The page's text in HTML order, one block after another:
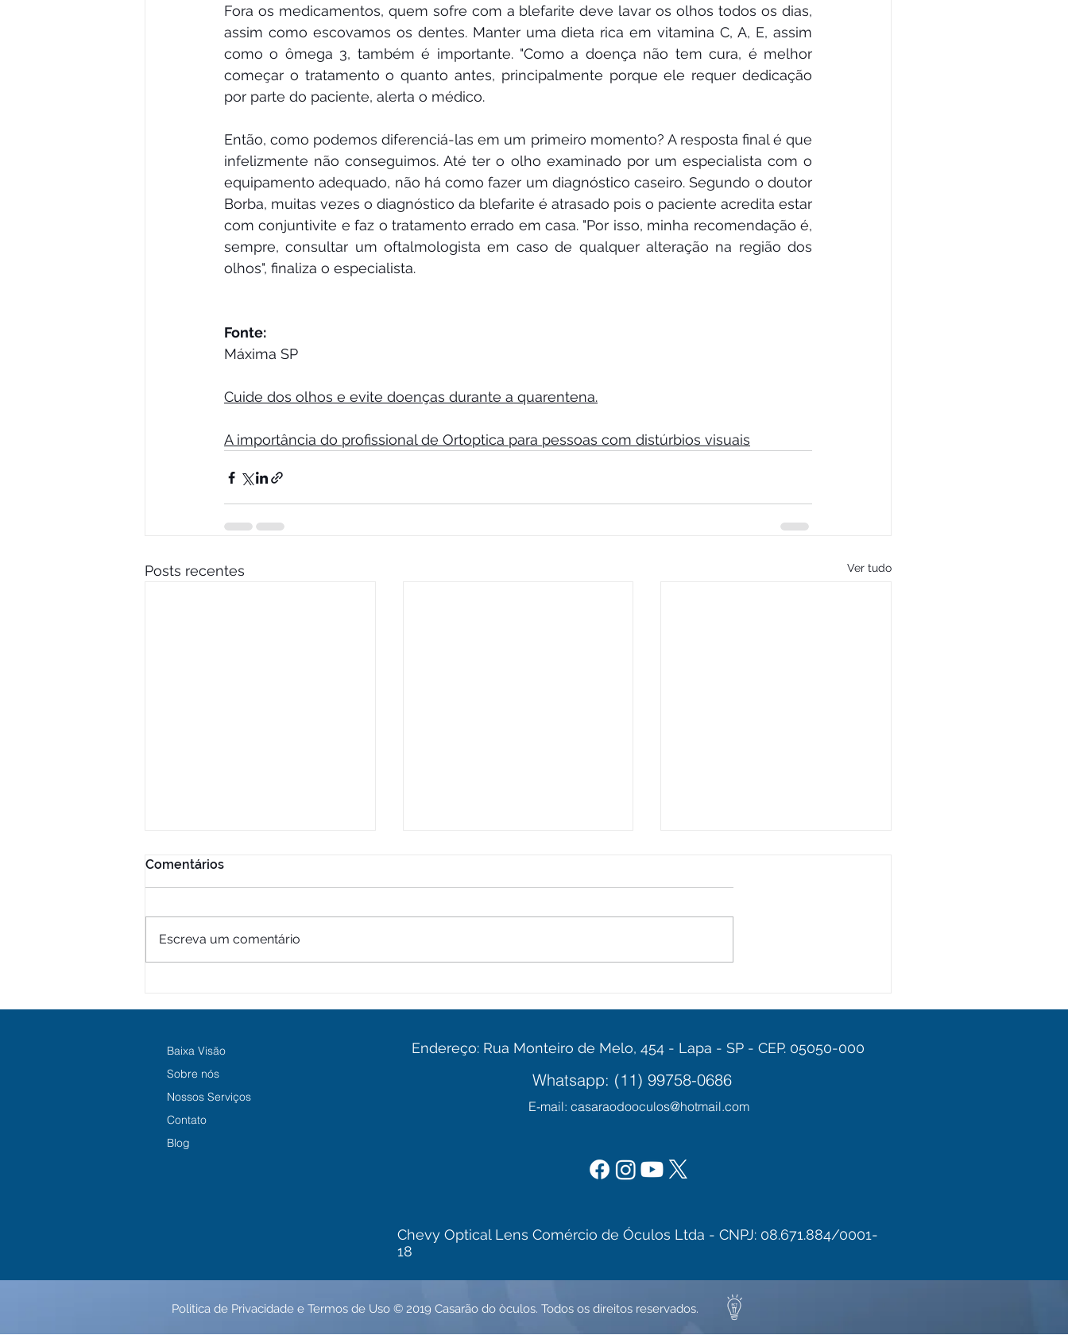
Fora os medicamentos, quem sofre com a blefarite deve lavar os olhos todos os dias,
assim como escovamos os dentes. Manter uma dieta rica em vitamina C, A, E, assim
como o ômega 3, também é importante. "Como a doença não tem cura, é melhor
começar o tratamento o quanto antes, principalmente porque ele requer dedicação
por parte do paciente, alerta o médico.
Então, como podemos diferenciá-las em um primeiro momento? A resposta final é que
infelizmente não conseguimos. Até ter o olho examinado por um especialista com o
equipamento adequado, não há como fazer um diagnóstico caseiro. Segundo o doutor
Borba, muitas vezes o diagnóstico da blefarite é atrasado pois o paciente acredita estar
com conjuntivite e faz o tratamento errado em casa. "Por isso, minha recomendação é,
sempre, consultar um oftalmologista em caso de qualquer alteração na região dos
olhos", finaliza o especialista.
Fonte:
Máxima SP
Cuide dos olhos e evite doenças durante a quarentena.
A importância do profissional de Ortoptica para pessoas com distúrbios visuais
Posts recentes Ver tudo
Comentários
Escreva um comentário
Baixa Visão
Sobre nós
Nossos Serviços
Contato
Blog
Endereço: Rua Monteiro de Melo, 454 - Lapa - SP - CEP. 05050-000
Whatsapp: (11) 99758-0686
E-mail: casaraodooculos@hotmail.com
Chevy Optical Lens Comércio de Óculos Ltda - CNPJ: 08.671.884/0001-
18
Politica de Privacidade e Termos de Uso © 2019 Casarão do òculos. Todos os direitos reservados.